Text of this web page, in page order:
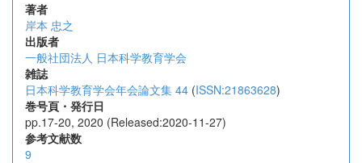
著者
岸本 忠之
出版者
一般社団法人 日本科学教育学会
雑誌
日本科学教育学会年会論文集 44 (ISSN:21863628)
巻号頁・発行日
pp.17-20, 2020 (Released:2020-11-27)
参考文献数
9